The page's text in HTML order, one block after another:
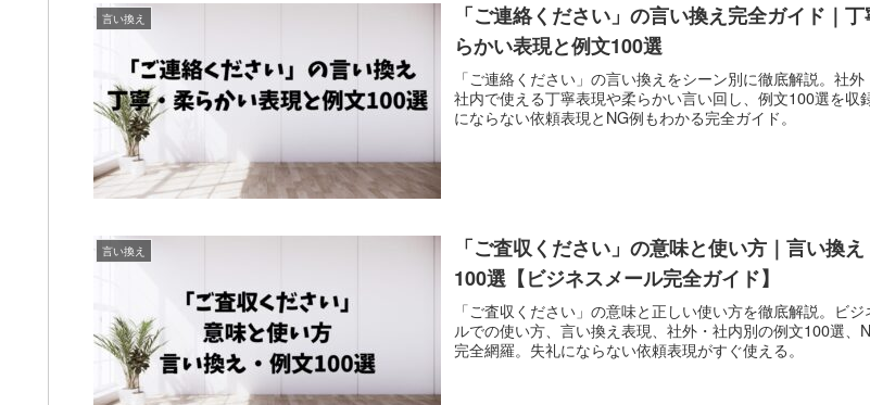
言い換え
「ご連絡ください」の言い換え完全ガイド｜
らかい表現と例文100選
「ご連絡ください」の言い換えをシーン別に徹底解説。社外
社内で使える丁寧表現や柔らかい言い回し、例文100選を収
にならない依頼表現とNG例もわかる完全ガイド。
言い換え
「ご査収ください」の意味と使い方｜言い換
100選【ビジネスメール完全ガイド】
「ご査収ください」の意味と正しい使い方を徹底解説。ビジ
ルでの使い方、言い換え表現、社外・社内別の例文100選、
完全網羅。失礼にならない依頼表現がすぐ使える。